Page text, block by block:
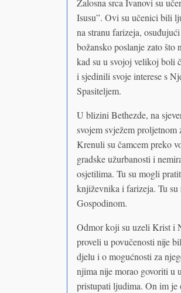
Žalosna srca Ivanovi su
Isusu”. Ovi su učenici bili
na stranu farizeja,
božansko poslanje zato
kad su u svojoj velikoj boli
i sjedinili svoje interese s
Spasiteljem.
U blizini Bethezde, na
svojem svježem
Krenuli su čamcem preko
gradske užurbanosti i
osjetilima. Tu su mogli
književnika i farizeja. Tu
Gospodinom.
Odmor koji su uzeli Krist i
proveli u povučenosti nije
djelu i o mogućnosti za
njima nije morao govoriti u
pristupati ljudima. On im je